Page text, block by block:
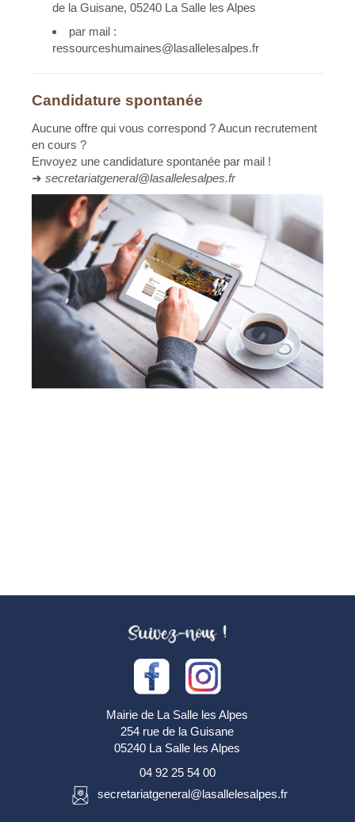
de la Guisane, 05240 La Salle les Alpes
par mail :
ressourceshumaines@lasallelesalpes.fr
Candidature spontanée
Aucune offre qui vous correspond ? Aucun recrutement
en cours ?
Envoyez une candidature spontanée par mail !
➜ secretariatgeneral@lasallelesalpes.fr
Mairie de La Salle les Alpes
254 rue de la Guisane
05240 La Salle les Alpes
04 92 25 54 00
secretariatgeneral@lasallelesalpes.fr